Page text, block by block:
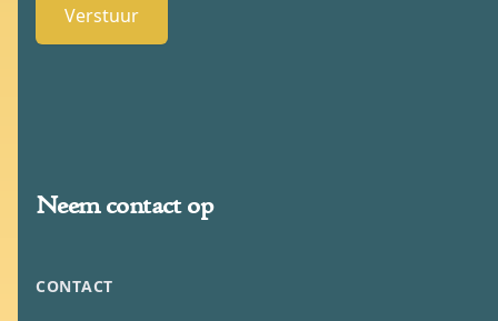
Verstuur
Neem contact op
CONTACT